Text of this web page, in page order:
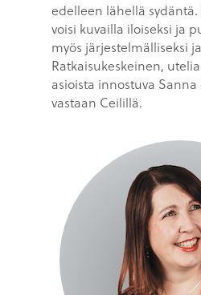
edelleen lähellä
voisi kuvailla iloiseksi ja
myös järjestelmälliseksi
Ratkaisukeskeinen,
asioista innostuva
vastaan Ceilillä.